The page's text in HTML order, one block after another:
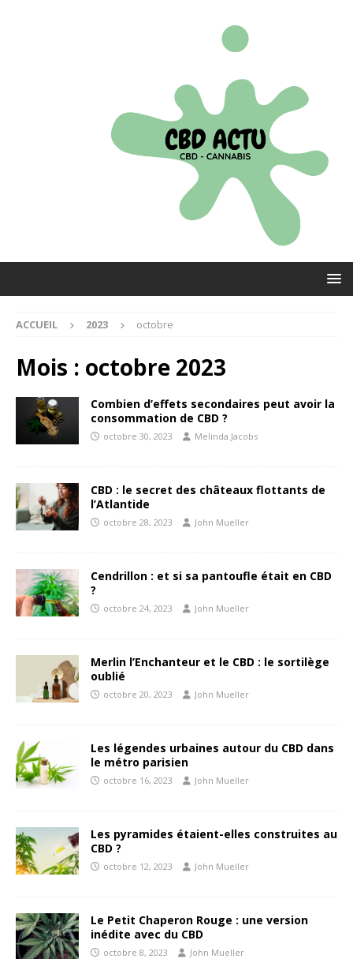
ACCUEIL 2023 octobre
Mois : octobre 2023
Combien d’effets secondaires peut avoir la
consommation de CBD ?
octobre 30, 2023 Melinda Jacobs
CBD : le secret des châteaux flottants de
l’Atlantide
octobre 28, 2023 John Mueller
Cendrillon : et si sa pantoufle était en CBD
?
octobre 24, 2023 John Mueller
Merlin l’Enchanteur et le CBD : le sortilège
oublié
octobre 20, 2023 John Mueller
Les légendes urbaines autour du CBD dans
le métro parisien
octobre 16, 2023 John Mueller
Les pyramides étaient-elles construites au
CBD ?
octobre 12, 2023 John Mueller
Le Petit Chaperon Rouge : une version
inédite avec du CBD
octobre 8, 2023 John Mueller